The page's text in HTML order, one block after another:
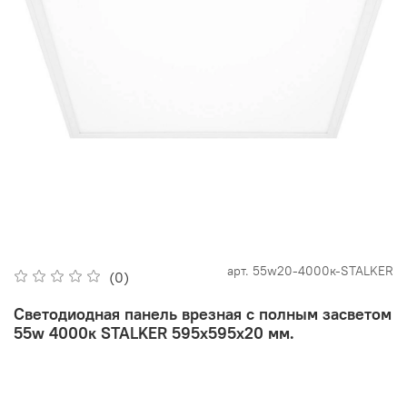
(0) арт. 55w20-4000к-STALKER
Светодиодная панель врезная с полным засветом
55w 4000к STALKER 595х595х20 мм.